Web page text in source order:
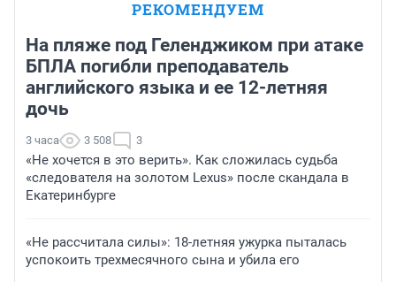
РЕКОМЕНДУЕМ
На пляже под Геленджиком при атаке
БПЛА погибли преподаватель
английского языка и ее 12-летняя
дочь
3 часа 3 508 3
«Не хочется в это верить». Как сложилась судьба
«следователя на золотом Lexus» после скандала в
Екатеринбурге
«Не рассчитала силы»: 18-летняя ужурка пыталась
успокоить трехмесячного сына и убила его